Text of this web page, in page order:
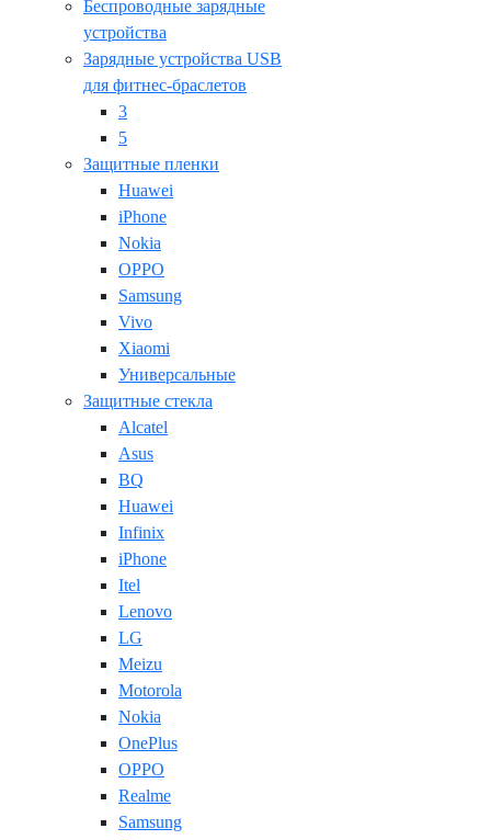
Беспроводные зарядные
устройства
Зарядные устройства USB
для фитнес-браслетов
3
5
Защитные пленки
Huawei
iPhone
Nokia
OPPO
Samsung
Vivo
Xiaomi
Универсальные
Защитные стекла
Alcatel
Asus
BQ
Huawei
Infinix
iPhone
Itel
Lenovo
LG
Meizu
Motorola
Nokia
OnePlus
OPPO
Realme
Samsung